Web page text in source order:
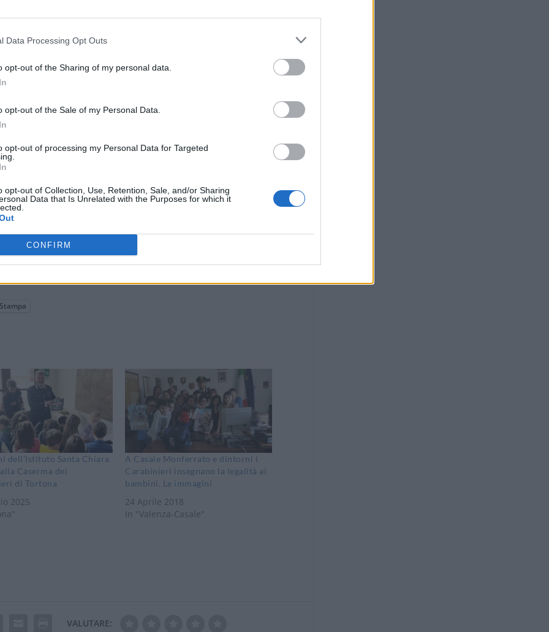
Data Processing Opt Outs
opt-out of the Sharing of my personal data.
opt-out of the Sale of my Personal Data.
opt-out of processing my Personal Data for Targeted
opt-out of Collection, Use, Retention, Sale, and/or Sharing
Data that Is Unrelated with the Purposes for which it
CONFIRM
nel percorso dieducazione civica
parte degli insegnanti per l’accoglienza ricevuta
Stampa
dell’Istituto Santa Chiara
Caserma dei
di Tortona
2025
A Casale Monferrato e dintorni i
Carabinieri insegnano la legalità ai
bambini. Le immagini
24 Aprile 2018
In "Valenza-Casale"
VALUTARE: